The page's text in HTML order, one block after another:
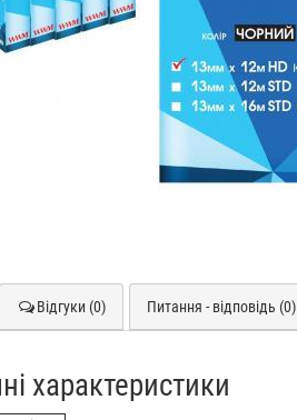
Відгуки (0) Питання - відповідь (0)
характеристики